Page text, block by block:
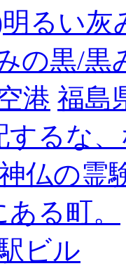
るい灰
の黒/黒
港 福島
するな
仏の霊
る町。
ビル